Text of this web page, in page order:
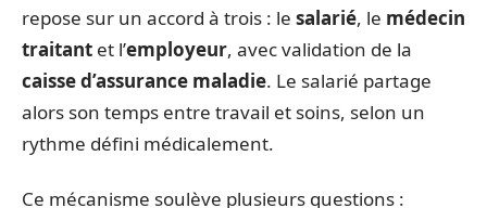
repose sur un accord à trois : le salarié, le médecin
traitant et l’employeur, avec validation de la
caisse d’assurance maladie. Le salarié partage
alors son temps entre travail et soins, selon un
rythme défini médicalement.
Ce mécanisme soulève plusieurs questions :